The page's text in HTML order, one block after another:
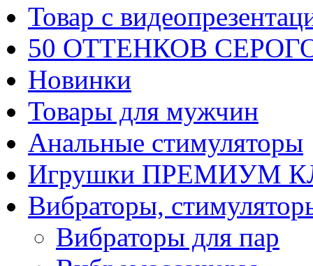
Товар с
50 ОТТЕНКОВ
Новинки
Товары для мужчин
Анальные стимуляторы
Игрушки ПРЕМИУМ
Вибраторы,
Вибраторы для пар